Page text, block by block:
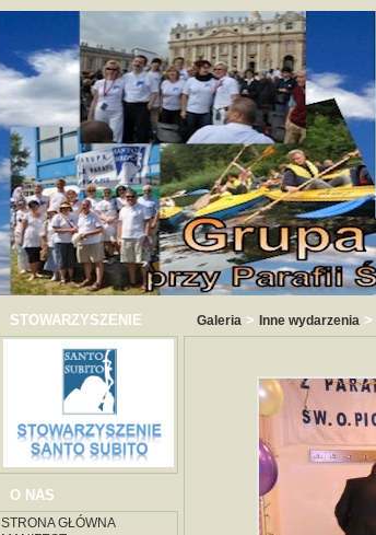
STOWARZYSZENIE
O NAS
STRONA GŁÓWNA
Galeria > Inne wydarzenia >